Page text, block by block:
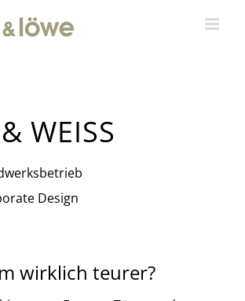
Design
wirklich teurer?